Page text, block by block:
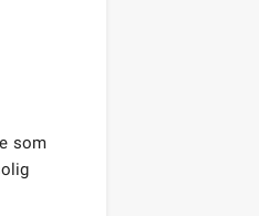
som